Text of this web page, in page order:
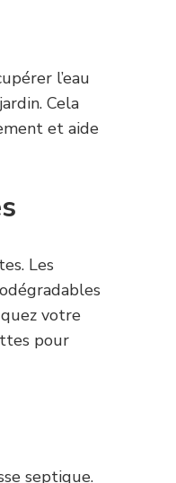
l’eau
Cela
et aide
Les
votre
pour
septique.